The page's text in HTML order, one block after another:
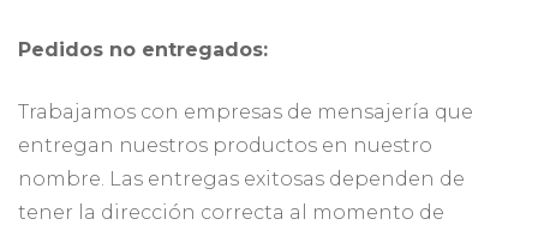
Pedidos no entregados:
Trabajamos con empresas de mensajería que
entregan nuestros productos en nuestro
nombre. Las entregas exitosas dependen de
tener la dirección correcta al momento de